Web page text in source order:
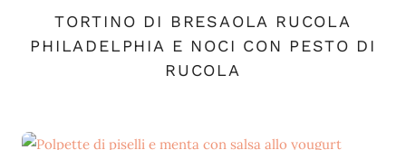
TORTINO DI BRESAOLA RUCOLA
PHILADELPHIA E NOCI CON PESTO DI
RUCOLA